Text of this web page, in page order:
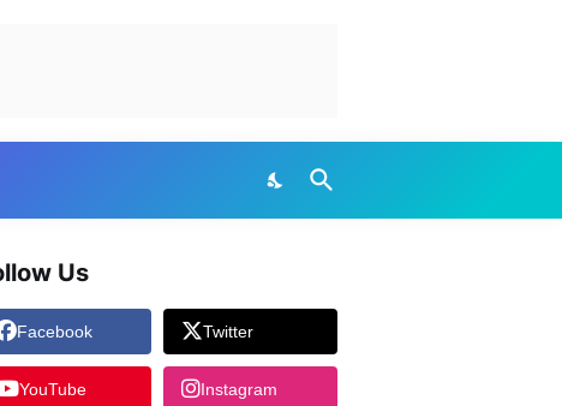
Us
Facebook Twitter
YouTube Instagram